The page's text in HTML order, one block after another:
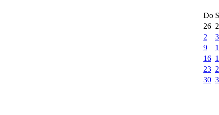
Do
26
2
3
9
16
23
30